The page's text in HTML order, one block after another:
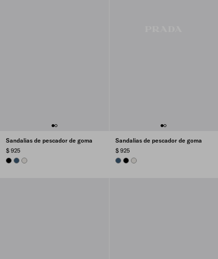
Sandalias de pescador de goma
$ 925
BLACKAVIATION BLUE
PANAMA
Sandalias de pescador de goma
$ 925
AVIATION BLUE
BLACKPANAMA